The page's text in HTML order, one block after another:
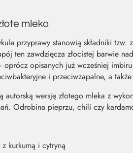
mleko
przyprawy stanowią składniki
ten zawdzięcza złocistej barwie
opisanych już wcześniej
i przeciwzapalne, a także
autorską wersję złotego mleka z
Odrobina pieprzu, chili czy
kurkumą i cytryną